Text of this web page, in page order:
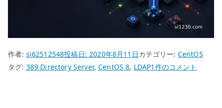
作者: si62512548投稿日:2020年8月11日カテゴリー: CentOS
タグ: 389 Directory Server,CentOS 8, LDAPCentOS
1件のコメント